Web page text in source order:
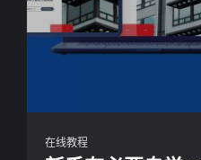
在线教程